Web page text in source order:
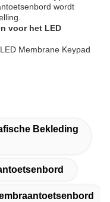
wordt
voor het LED
Membrane Keypad
Bekleding